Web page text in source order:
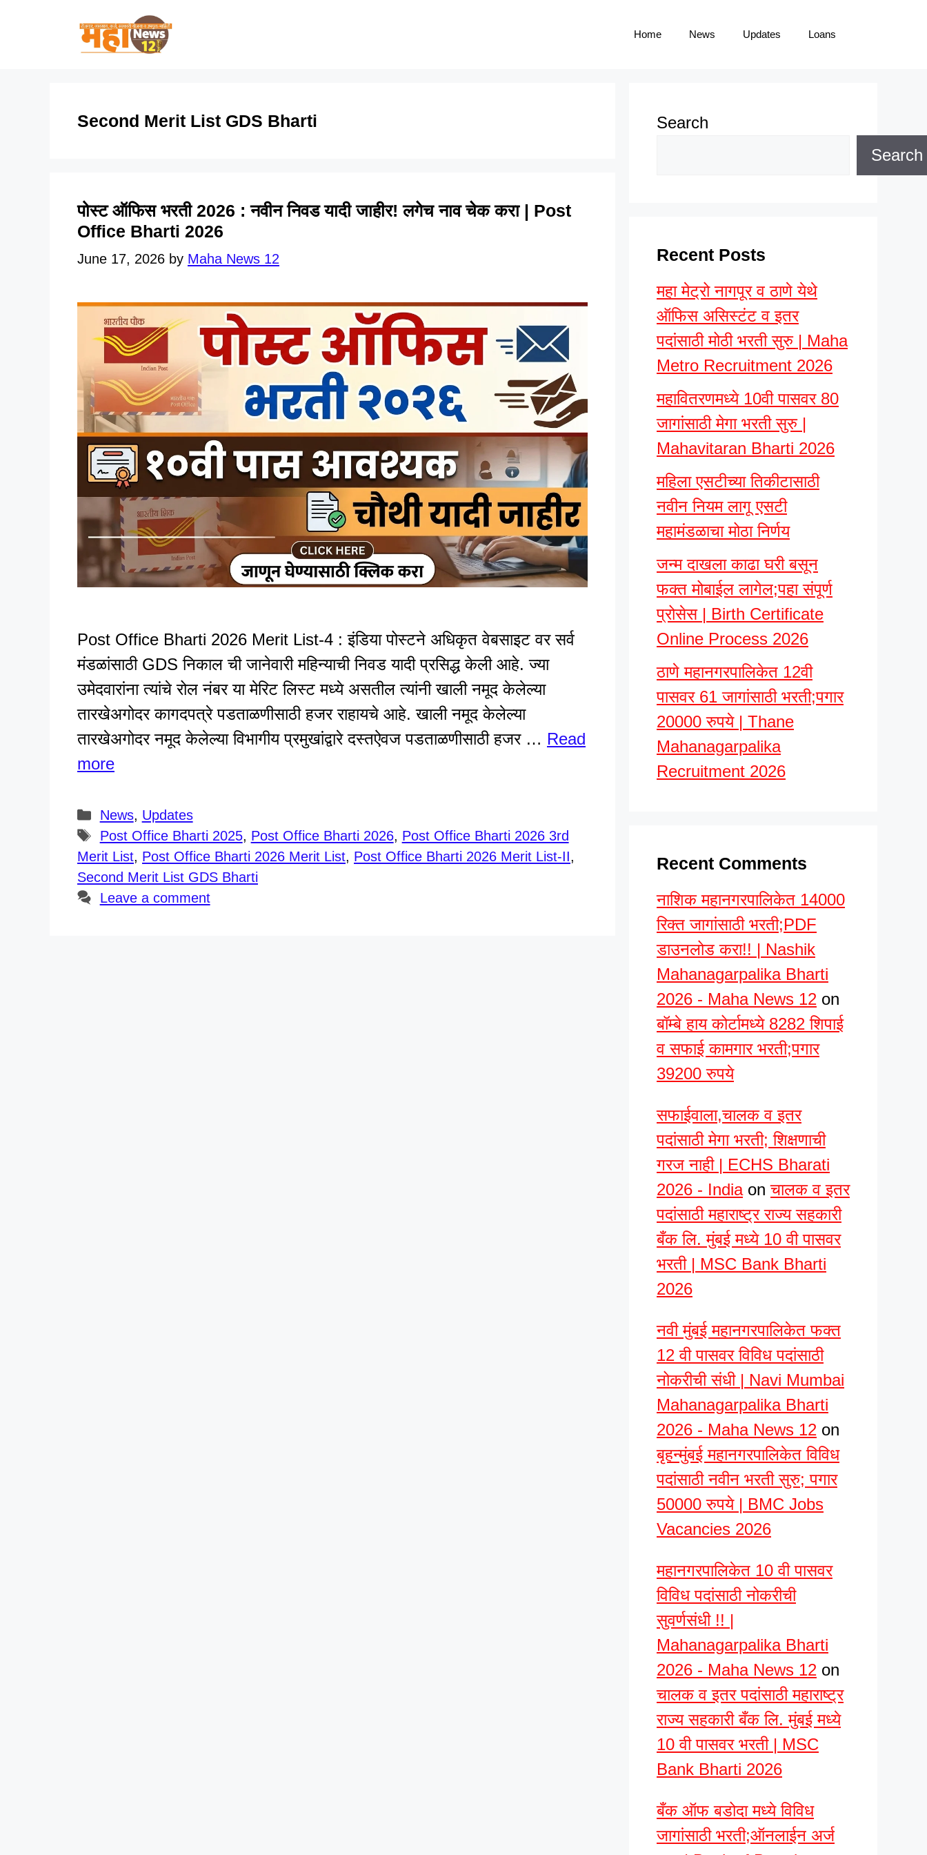
Home News Updates Loans
Second Merit List GDS Bharti
पोस्ट ऑफिस भरती 2026 : नवीन निवड यादी जाहीर! लगेच नाव चेक करा | Post
Office Bharti 2026
June 17, 2026 by Maha News 12
Post Office Bharti 2026 Merit List-4 : इंडिया पोस्टने अधिकृत वेबसाइट वर सर्व
मंडळांसाठी GDS निकाल ची जानेवारी महिन्याची निवड यादी प्रसिद्ध केली आहे. ज्या
उमेदवारांना त्यांचे रोल नंबर या मेरिट लिस्ट मध्ये असतील त्यांनी खाली नमूद केलेल्या
तारखेअगोदर कागदपत्रे पडताळणीसाठी हजर राहायचे आहे. खाली नमूद केलेल्या
तारखेअगोदर नमूद केलेल्या विभागीय प्रमुखांद्वारे दस्तऐवज पडताळणीसाठी हजर … Read
more
Categories
News, Updates
Tags
Post Office Bharti 2025, Post Office Bharti 2026, Post Office Bharti 2026 3rd
Merit List, Post Office Bharti 2026 Merit List, Post Office Bharti 2026 Merit List-II,
Second Merit List GDS Bharti
Leave a comment
Search
Search
Recent Posts
महा मेट्रो नागपूर व ठाणे येथे
ऑफिस असिस्टंट व इतर
पदांसाठी मोठी भरती सुरु | Maha
Metro Recruitment 2026
महावितरणमध्ये 10वी पासवर 80
जागांसाठी मेगा भरती सुरु |
Mahavitaran Bharti 2026
महिला एसटीच्या तिकीटासाठी
नवीन नियम लागू एसटी
महामंडळाचा मोठा निर्णय
जन्म दाखला काढा घरी बसून
फक्त मोबाईल लागेल;पहा संपूर्ण
प्रोसेस | Birth Certificate
Online Process 2026
ठाणे महानगरपालिकेत 12वी
पासवर 61 जागांसाठी भरती;पगार
20000 रुपये | Thane
Mahanagarpalika
Recruitment 2026
Recent Comments
नाशिक महानगरपालिकेत 14000
रिक्त जागांसाठी भरती;PDF
डाउनलोड करा!! | Nashik
Mahanagarpalika Bharti
2026 - Maha News 12 on
बॉम्बे हाय कोर्टामध्ये 8282 शिपाई
व सफाई कामगार भरती;पगार
39200 रुपये
सफाईवाला,चालक व इतर
पदांसाठी मेगा भरती; शिक्षणाची
गरज नाही | ECHS Bharati
2026 - Indiaonचालक व इतर
पदांसाठी महाराष्ट्र राज्य सहकारी
बँक लि. मुंबई मध्ये 10 वी पासवर
भरती | MSC Bank Bharti
2026
नवी मुंबई महानगरपालिकेत फक्त
12 वी पासवर विविध पदांसाठी
नोकरीची संधी | Navi Mumbai
Mahanagarpalika Bharti
2026 - Maha News 12 on
बृहन्मुंबई महानगरपालिकेत विविध
पदांसाठी नवीन भरती सुरु; पगार
50000 रुपये | BMC Jobs
Vacancies 2026
महानगरपालिकेत 10 वी पासवर
विविध पदांसाठी नोकरीची
सुवर्णसंधी !! |
Mahanagarpalika Bharti
2026 - Maha News 12 on
चालक व इतर पदांसाठी महाराष्ट्र
राज्य सहकारी बँक लि. मुंबई मध्ये
10 वी पासवर भरती | MSC
Bank Bharti 2026
बँक ऑफ बडोदा मध्ये विविध
जागांसाठी भरती;ऑनलाईन अर्ज